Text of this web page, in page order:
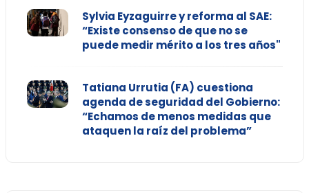
Sylvia Eyzaguirre y reforma al SAE:
“Existe consenso de que no se
puede medir mérito a los tres años"
Tatiana Urrutia (FA) cuestiona
agenda de seguridad del Gobierno:
“Echamos de menos medidas que
ataquen la raíz del problema”